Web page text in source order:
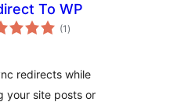
To WP
(1 toplam
puan
)
redirects while
your site posts or